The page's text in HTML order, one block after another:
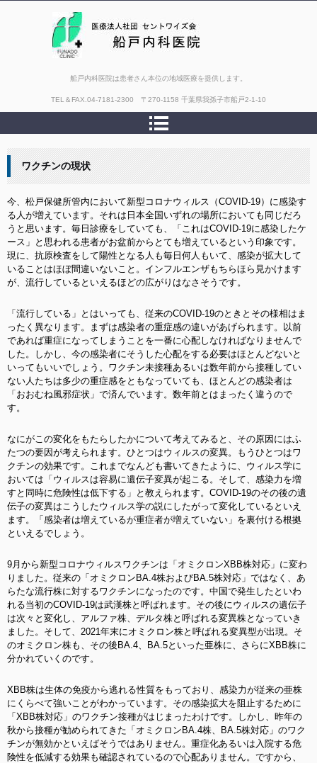
船戸内科医院は患者さん本位の地域医療を提供します。
TEL＆FAX. 04-7181-2300 〒270-1158 千葉県我孫子市船戸2-1-10
ワクチンの現状
今、松戸保健所管内において新型コロナウィルス（COVID-19）に感染す
る人が増えています。それは日本全国いずれの場所においても同じだろ
うと思います。毎日診療をしていても、「これはCOVID-19に感染したケ
ース」と思われる患者がお盆前からとても増えているという印象です。
現に、抗原検査をして陽性となる人も毎日何人もいて、感染が拡大して
いることはほぼ間違いないこと。インフルエンザもちらほら見かけます
が、流行しているといえるほどの広がりはなさそうです。
「流行している」とはいっても、従来のCOVID-19のときとその様相はま
ったく異なります。まずは感染者の重症感の違いがあげられます。以前
であれば重症になってしまうことを一番に心配しなければなりませんで
した。しかし、今の感染者にそうした心配をする必要はほとんどないと
いってもいいでしょう。ワクチン未接種あるいは数年前から接種してい
ない人たちは多少の重症感をともなっていても、ほとんどの感染者は
「おおむね風邪症状」で済んでいます。数年前とはまったく違うので
す。
なにがこの変化をもたらしたかについて考えてみると、その原因にはふ
たつの要因が考えられます。ひとつはウィルスの変異。もうひとつはワ
クチンの効果です。これまでなんども書いてきたように、ウィルス学に
おいては「ウィルスは容易に遺伝子変異が起こる。そして、感染力を増
すと同時に危険性は低下する」と教えられます。COVID-19のその後の遺
伝子の変異はこうしたウィルス学の説にしたがって変化しているといえ
ます。「感染者は増えているが重症者が増えていない」を裏付ける根拠
といえるでしょう。
9月から新型コロナウィルスワクチンは「オミクロンXBB株対応」に変わ
りました。従来の「オミクロンBA.4株およびBA.5株対応」ではなく、あ
らたな流行株に対するワクチンになったのです。中国で発生したといわ
れる当初のCOVID-19は武漢株と呼ばれます。その後にウィルスの遺伝子
は次々と変化し、アルファ株、デルタ株と呼ばれる変異株となっていき
ました。そして、2021年末にオミクロン株と呼ばれる変異型が出現。そ
のオミクロン株も、その後BA.4、BA.5といった亜株に、さらにXBB株に
分かれていくのです。
XBB株は生体の免疫から逃れる性質をもっており、感染力が従来の亜株
にくらべて強いことがわかっています。その感染拡大を阻止するために
「XBB株対応」のワクチン接種がはじまったわけです。しかし、昨年の
秋から接種が勧められてきた「オミクロンBA.4株、BA.5株対応」のワク
チンが無効かといえばそうではありません。重症化あるいは入院する危
険性を低減する効果も確認されているので心配ありません。ですから、